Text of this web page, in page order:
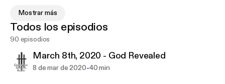
a Christ-centered church family that's on a mission
to share the good news of God's love. This podcast
features preaching and teaching from our pastor,
other leaders, and special guests.
Mostrar más
Todos los episodios
90 episodios
March 8th, 2020 - God Revealed
8 de mar de 2020-40 min